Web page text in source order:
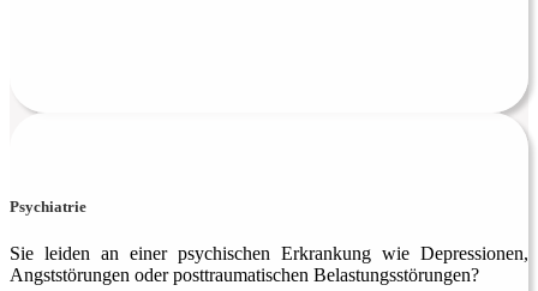
Psychiatrie
Sie leiden an einer psychischen Erkrankung wie Depressionen,
Angststörungen oder posttraumatischen Belast­ungsstörungen?